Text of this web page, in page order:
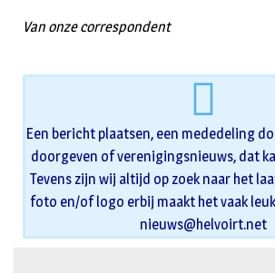
Van onze correspondent
Een bericht plaatsen, een mededeling
doorgeven of verenigingsnieuws, dat
Tevens zijn wij altijd op zoek naar het
foto en/of logo erbij maakt het vaak
nieuws@helvoirt.net